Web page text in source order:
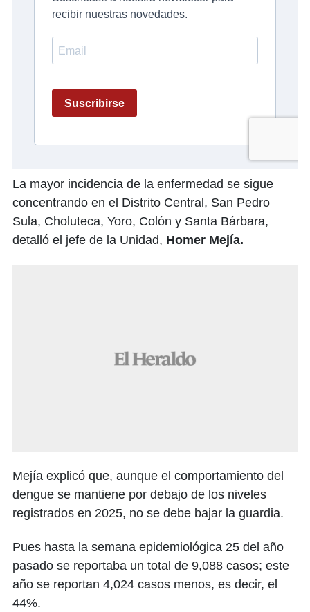
La mayor incidencia de la enfermedad se sigue
concentrando en el Distrito Central, San Pedro
Sula, Choluteca, Yoro, Colón y Santa Bárbara,
detalló el jefe de la Unidad, Homer Mejía.
Mejía explicó que, aunque el comportamiento del
dengue se mantiene por debajo de los niveles
registrados en 2025, no se debe bajar la guardia.
Pues hasta la semana epidemiológica 25 del año
pasado se reportaba un total de 9,088 casos; este
año se reportan 4,024 casos menos, es decir, el
44%.